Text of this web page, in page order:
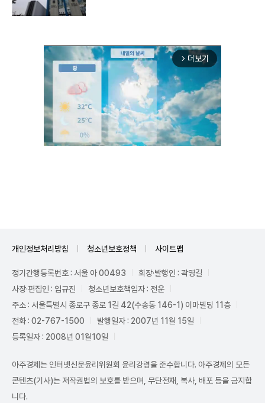
arrow_forward_ios 더보기
개인정보처리방침 청소년보호정책 사이트맵
정기간행등록번호 : 서울 아 00493
회장·발행인 : 곽영길
사장·편집인 : 임규진
청소년보호책임자 : 전운
주소 : 서울특별시 종로구 종로 1길 42(수송동 146-1) 이마빌딩 11층
전화 : 02-767-1500
발행일자 : 2007년 11월 15일
등록일자 : 2008년 01월10일
아주경제는 인터넷신문윤리위원회 윤리강령을 준수합니다. 아주경제의 모든
콘텐츠(기사)는 저작권법의 보호를 받으며, 무단전재, 복사, 배포 등을 금지합
니다.